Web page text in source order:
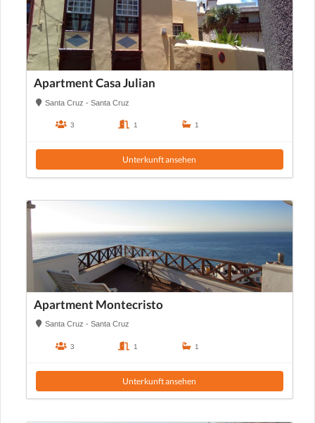
Apartment Casa Julian
Santa Cruz - Santa Cruz
3 1 1
Unterkunft ansehen
Apartment Montecristo
Santa Cruz - Santa Cruz
3 1 1
Unterkunft ansehen